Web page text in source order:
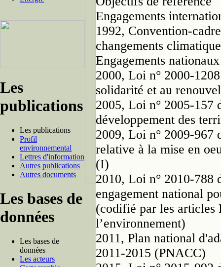
Les
publications
Les publications
Profil
environnemental
Lettres d'information
Autres publications
Autres documents
Les bases de
données
Les bases de
données
Les acteurs
Engagements
1992, Convention-
changements
Engagements nationaux
2000, Loi n° 2000-
solidarité et au
2005, Loi n° 2005-157
développement des
2009, Loi n° 2009-967
relative à la mise en
(I)
2010, Loi n° 2010-788
engagement national
(codifié par les articles
l’environnement)
2011, Plan national
2011-2015 (PNACC)